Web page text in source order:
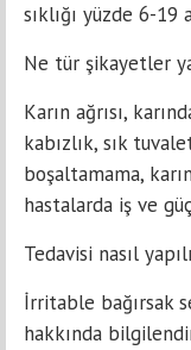
sıklığı yüzde 6-19
Ne tür şikayetler
Karın ağrısı,
kabızlık, sık
boşaltamama,
hastalarda iş ve
Tedavisi nasıl
İrritable bağırsak
hakkında